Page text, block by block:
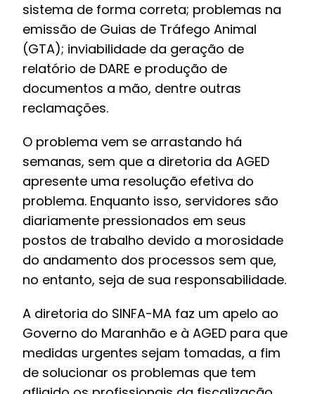
sistema de forma correta; problemas na
emissão de Guias de Tráfego Animal
(GTA); inviabilidade da geração de
relatório de DARE e produção de
documentos a mão, dentre outras
reclamações.
O problema vem se arrastando há
semanas, sem que a diretoria da AGED
apresente uma resolução efetiva do
problema. Enquanto isso, servidores são
diariamente pressionados em seus
postos de trabalho devido a morosidade
do andamento dos processos sem que,
no entanto, seja de sua responsabilidade.
A diretoria do SINFA-MA faz um apelo ao
Governo do Maranhão e à AGEDpara que
medidas urgentes sejam tomadas, a fim
de solucionar os problemas que tem